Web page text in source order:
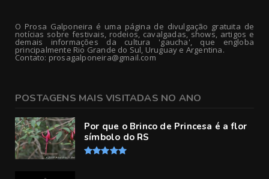
O Prosa Galponeira é uma página de divulgação gratuita de
notícias sobre festivais, rodeios, cavalgadas, shows, artigos e
demais informações da cultura 'gaucha', que engloba
principalmente Rio Grande do Sul, Uruguay e Argentina.
Contato: prosagalponeira@gmail.com
POSTAGENS MAIS VISITADAS NO ANO
Por que o Brinco de Princesa é a flor
símbolo do RS